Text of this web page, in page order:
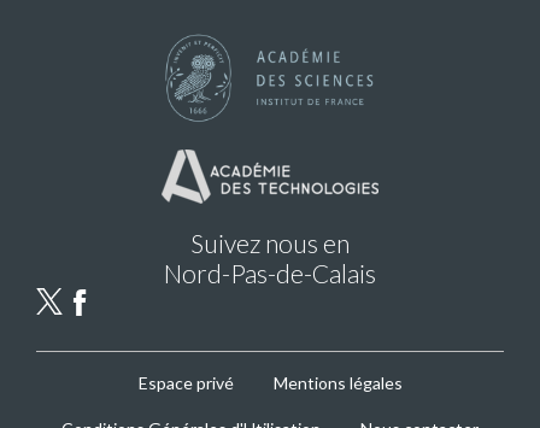
Suivez nous en
Nord-Pas-de-Calais
Espace privé Mentions légales